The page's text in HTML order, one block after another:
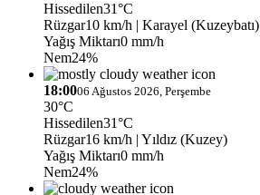
Hissedilen31°C
Rüzgar10 km/h | Karayel (Kuzeybatı)
Yağış Miktarı0 mm/h
Nem24%
18:0006 Ağustos 2026, Perşembe
30°C
Hissedilen31°C
Rüzgar16 km/h | Yıldız (Kuzey)
Yağış Miktarı0 mm/h
Nem24%